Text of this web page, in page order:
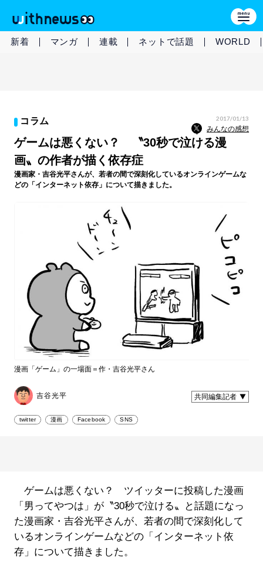
新着 マンガ 連載 ネットで話題 WORLD
コラム 2017/01/13
みんなの感想
ゲームは悪くない？ 〝30秒で泣ける漫
画〟の作者が描く依存症
漫画家・吉谷光平さんが、若者の間で深刻化しているオンラインゲームな
どの「インターネット依存」について描きました。
漫画「ゲーム」の一場面＝作・吉谷光平さん
吉谷光平 共同編集記者
twitter 漫画 Facebook SNS
ゲームは悪くない？ ツイッターに投稿した漫画
「男ってやつは」が〝30秒で泣ける〟と話題になっ
た漫画家・吉谷光平さんが、若者の間で深刻化して
いるオンラインゲームなどの「インターネット依
存」について描きました。